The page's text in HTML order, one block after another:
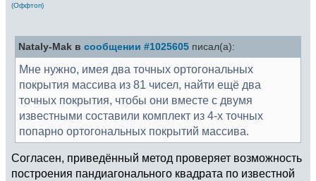
(Оффтоп)
Nataly-Mak в сообщении #1025605 писал(а):
Мне нужно, имея два точных ортогональных
покрытия массива из 81 чисел, найти ещё два
точных покрытия, чтобы они вместе с двумя
известными составили комплект из 4-х точных
попарно ортогональных покрытий массива.
Согласен, приведённый метод проверяет возможность
построения пандиагонального квадрата по известной